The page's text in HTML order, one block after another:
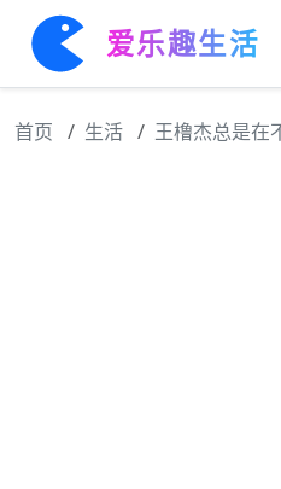
爱乐趣生活
首页 生活 王橹杰总是在